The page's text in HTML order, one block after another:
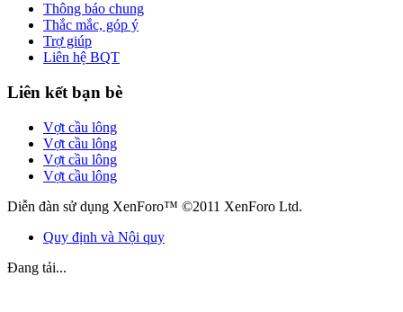
Thông báo chung
Thắc mắc, góp ý
Trợ giúp
Liên hệ BQT
Liên kết bạn bè
Vợt cầu lông
Vợt cầu lông
Vợt cầu lông
Vợt cầu lông
Diễn đàn sử dụng XenForo™ ©2011 XenForo Ltd.
Quy định và Nội quy
Đang tải...